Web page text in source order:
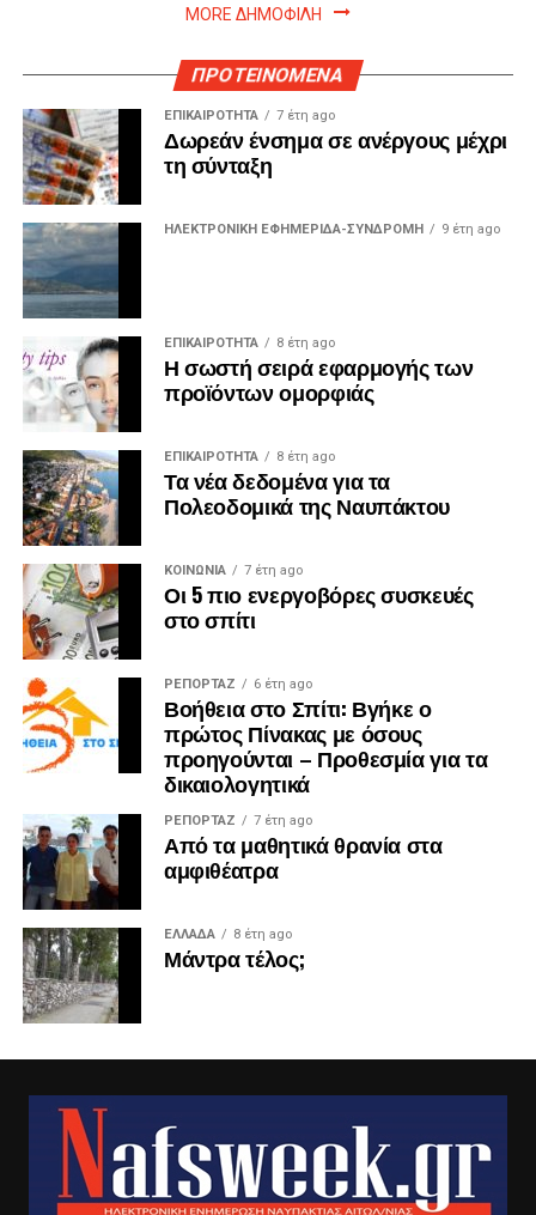
MORE ΔΗΜΟΦΙΛΗ
ΠΡΟΤΕΙΝΟΜΕΝΑ
ΕΠΙΚΑΙΡΟΤΗΤΑ 7 έτη ago
Δωρεάν ένσημα σε ανέργους μέχρι
τη σύνταξη
ΗΛΕΚΤΡΟΝΙΚΗ ΕΦΗΜΕΡΙΔΑ-ΣΥΝΔΡΟΜΗ 9 έτη ago
ΕΠΙΚΑΙΡΟΤΗΤΑ 8 έτη ago
Η σωστή σειρά εφαρμογής των
προϊόντων ομορφιάς
ΕΠΙΚΑΙΡΟΤΗΤΑ 8 έτη ago
Τα νέα δεδομένα για τα
Πολεοδομικά της Ναυπάκτου
ΚΟΙΝΩΝΙΑ 7 έτη ago
Οι 5 πιο ενεργοβόρες συσκευές
στο σπίτι
ΡΕΠΟΡΤΑΖ 6 έτη ago
Βοήθεια στο Σπίτι: Βγήκε ο
πρώτος Πίνακας με όσους
προηγούνται – Προθεσμία για τα
δικαιολογητικά
ΡΕΠΟΡΤΑΖ 7 έτη ago
Από τα μαθητικά θρανία στα
αμφιθέατρα
ΕΛΛΑΔΑ 8 έτη ago
Μάντρα τέλος;